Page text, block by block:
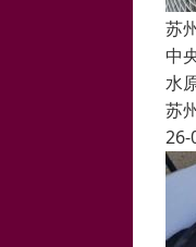
苏
中
水
苏
26-